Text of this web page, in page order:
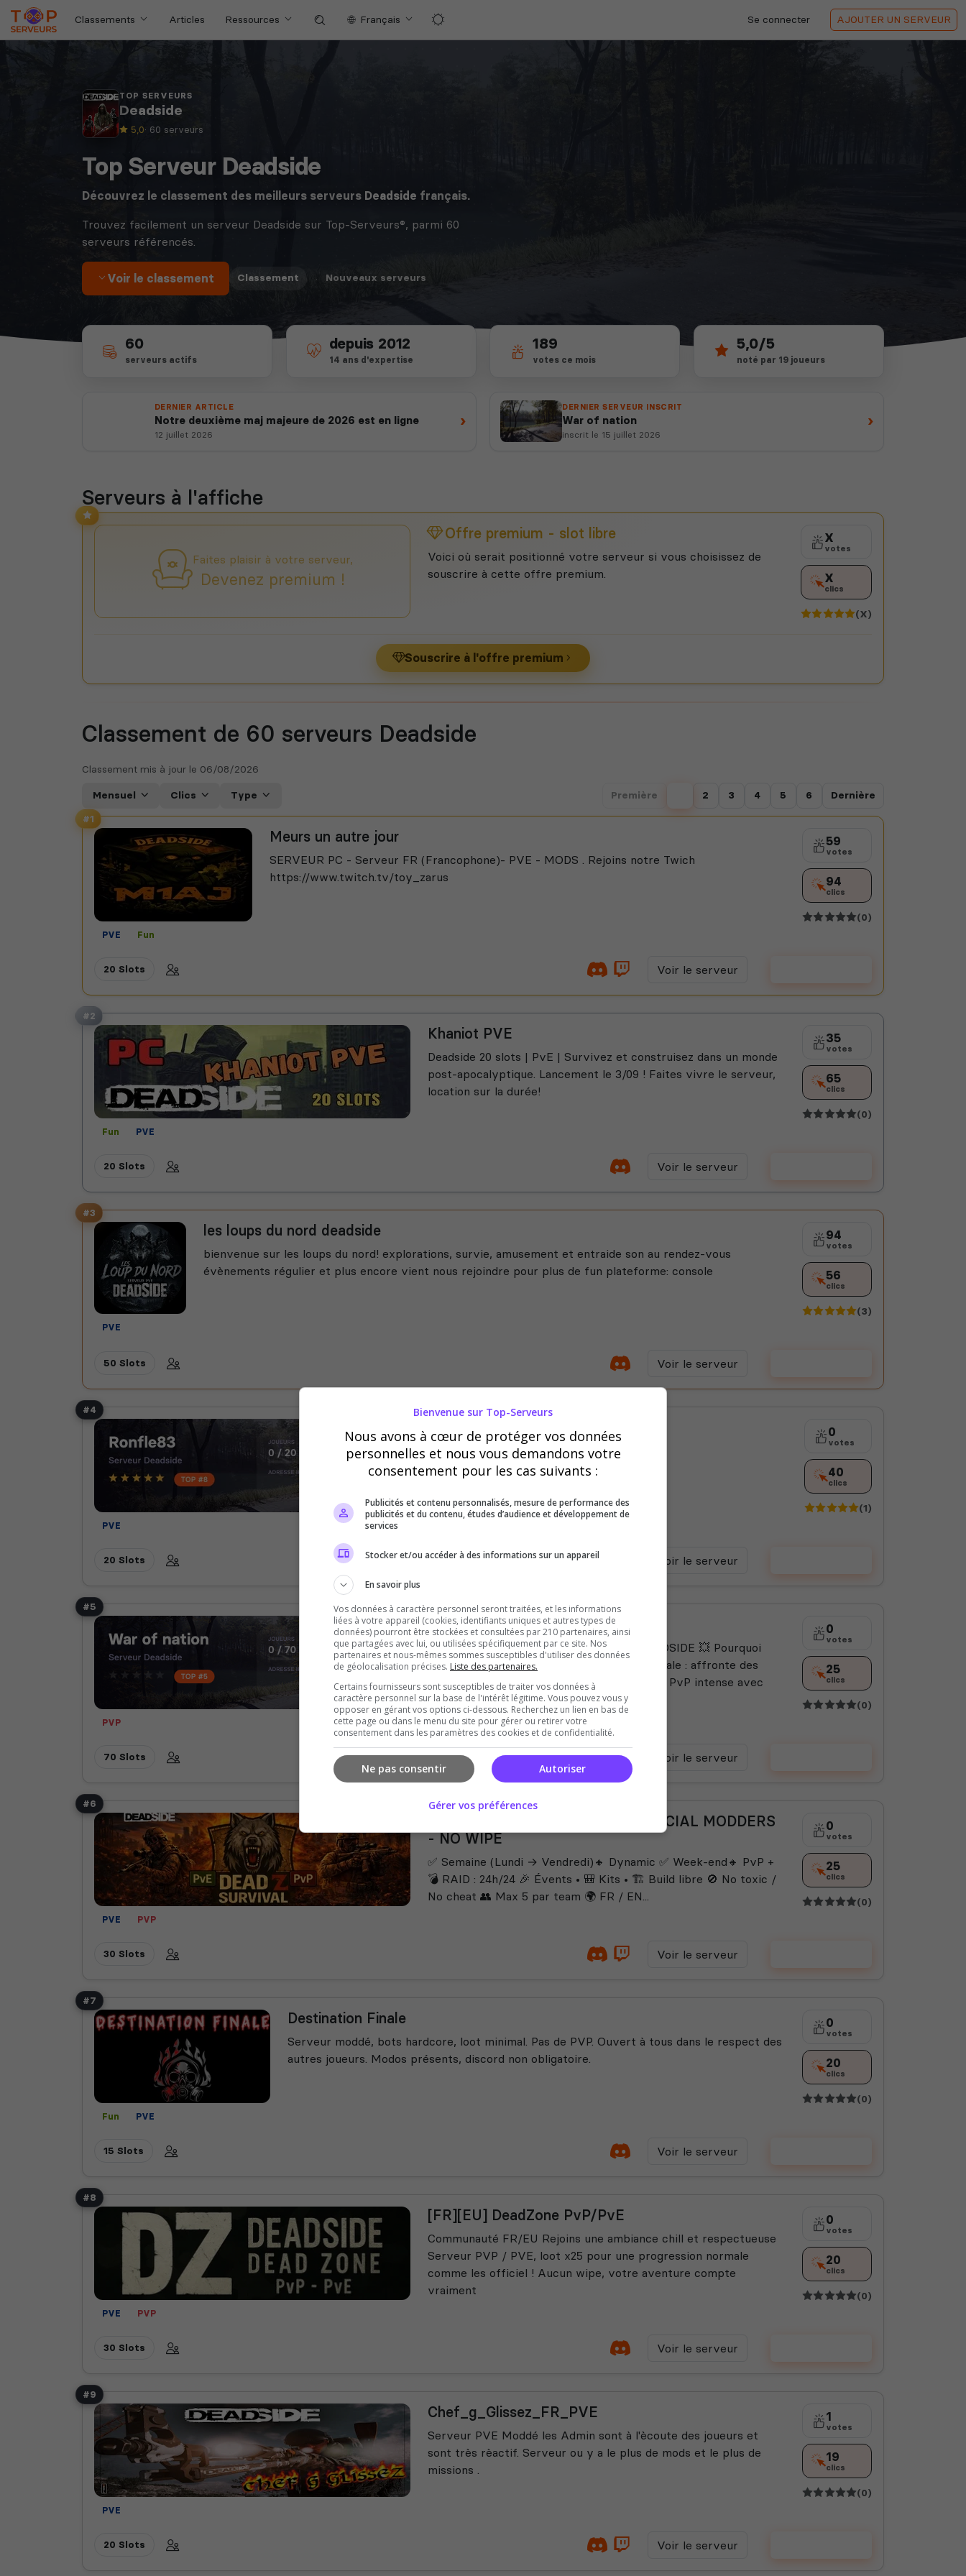
Classements Articles Ressources Français Se connecter AJOUTER UN SERVEUR
TOP SERVEURS
Deadside
5,0· 60 serveurs
Top Serveur Deadside
Découvrez le classement des meilleurs serveurs Deadside français.
Trouvez facilement un serveur Deadside sur Top-Serveurs®, parmi 60
serveurs référencés.
Voir le classement Classement · Nouveaux serveurs
60
serveurs actifs
depuis 2012
14 ans d'expertise
189
votes ce mois
5,0/5
noté par 19 joueurs
DERNIER ARTICLE
Notre deuxième maj majeure de 2026 est en ligne
12 juillet 2026
›
DERNIER SERVEUR INSCRIT
War of nation
inscrit le 15 juillet 2026
›
Serveurs à l'affiche
Faites plaisir à votre serveur,
Devenez premium !
Offre premium - slot libre
Voici où serait positionné votre serveur si vous choisissez de
souscrire à cette offre premium.
X
votes
X
clics
(X)
Souscrire à l'offre premium
Classement de 60 serveurs Deadside
Classement mis à jour le 06/08/2026
Mensuel Clics Type Première 2 3 4 5 6 Dernière
#1
PVE Fun
Meurs un autre jour
SERVEUR PC - Serveur FR (Francophone)- PVE - MODS . Rejoins notre Twich
https://www.twitch.tv/toy_zarus
59
votes
94
clics
(0)
20 Slots Voir le serveur
#2
Fun PVE
Khaniot PVE
Deadside 20 slots | PvE | Survivez et construisez dans un monde
post-apocalyptique. Lancement le 3/09 ! Faites vivre le serveur,
location sur la durée!
35
votes
65
clics
(0)
20 Slots Voir le serveur
#3
PVE
les loups du nord deadside
bienvenue sur les loups du nord! explorations, survie, amusement et entraide son au rendez-vous
évènements régulier et plus encore vient nous rejoindre pour plus de fun plateforme: console
94
votes
56
clics
(3)
50 Slots Voir le serveur
#4
PVE
Ronfle83
bienvenue sur mon serveur Ronfle83
0
votes
40
clics
(1)
20 Slots Voir le serveur
#5
PVP
War of nation
🌍⚔️ WAR OF NATION – LE SERVEUR DEADSIDE 💥 Pourquoi
nous rejoindre ? 🌍 Communauté internationale : affronte des
joueurs venus des quatre coins du monde ⚔️ PvP intense avec
une...
0
votes
25
clics
(0)
70 Slots Voir le serveur
#6
PVE PVP
FR [ DEAD Z SURVIVAL ] # 1 OFFICIAL MODDERS
- NO WIPE
✅ Semaine (Lundi → Vendredi)🔸 Dynamic ✅ Week-end🔸 PvP +
💣 RAID : 24h/24 🎉 Évents • 🎒 Kits • 🏗️ Build libre 🚫 No toxic /
No cheat 👥 Max 5 par team 🌍 FR / EN...
0
votes
25
clics
(0)
30 Slots Voir le serveur
#7
Fun PVE
Destination Finale
Serveur moddé, bots hardcore, loot minimal. Pas de PVP. Ouvert à tous dans le respect des
autres joueurs. Modos présents, discord non obligatoire.
0
votes
20
clics
(0)
15 Slots Voir le serveur
#8
PVE PVP
[FR][EU] DeadZone PvP/PvE
Communauté FR/EU Rejoins une ambiance chill et respectueuse
Serveur PVP / PVE, loot x25 pour une progression normale
comme les officiel ! Aucun wipe, votre aventure compte
vraiment
0
votes
20
clics
(0)
30 Slots Voir le serveur
#9
PVE
Chef_g_Glissez_FR_PVE
Serveur PVE Moddé les Admin sont à l'ècoute des joueurs et
sont très rèactif. Serveur ou y a le plus de mods et le plus de
missions .
1
votes
19
clics
(0)
20 Slots Voir le serveur
Bienvenue sur Top-Serveurs
Nous avons à cœur de protéger vos données
personnelles et nous vous demandons votre
consentement pour les cas suivants :
Publicités et contenu personnalisés, mesure de performance des
publicités et du contenu, études d’audience et développement de
services
Stocker et/ou accéder à des informations sur un appareil
En savoir plus
Vos données à caractère personnel seront traitées, et les informations
liées à votre appareil (cookies, identifiants uniques et autres types de
données) pourront être stockées et consultées par 210 partenaires, ainsi
que partagées avec lui, ou utilisées spécifiquement par ce site. Nos
partenaires et nous-mêmes sommes susceptibles d'utiliser des données
de géolocalisation précises. Liste des partenaires.
Certains fournisseurs sont susceptibles de traiter vos données à
caractère personnel sur la base de l'intérêt légitime. Vous pouvez vous y
opposer en gérant vos options ci-dessous. Recherchez un lien en bas de
cette page ou dans le menu du site pour gérer ou retirer votre
consentement dans les paramètres des cookies et de confidentialité.
Autoriser
Ne pas consentir
Gérer vos préférences